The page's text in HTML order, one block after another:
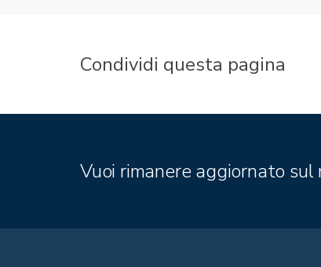
Condividi questa pagina
Vuoi rimanere aggiornato